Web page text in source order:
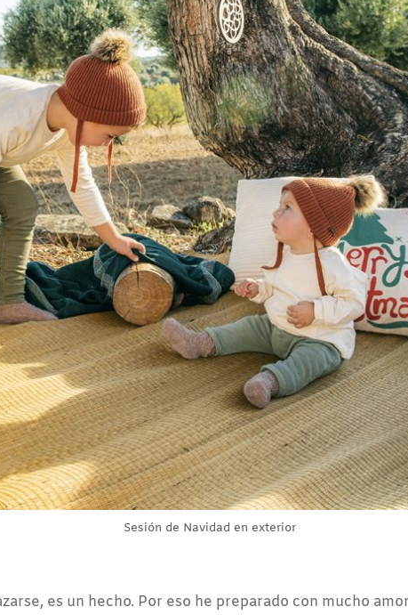
Sesión de Navidad en exterior
es un hecho. Por eso he preparado con mucho